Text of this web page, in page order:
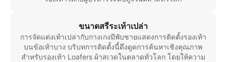
ขนาดสรีระเท้าเปล่า
การจัดแต่งเท้าเปล่ากับกางเกงมีพับชายแสดงการติดตั้งรองเท้า
บนข้อเท้าบาง บริบทการติดตั้งนี้ดึงดูดการค้นหาเชิงคุณภาพ
สำหรับรองเท้า Loafers ผ้าสเวดในตลาดทั่วโลก โดยให้ความ